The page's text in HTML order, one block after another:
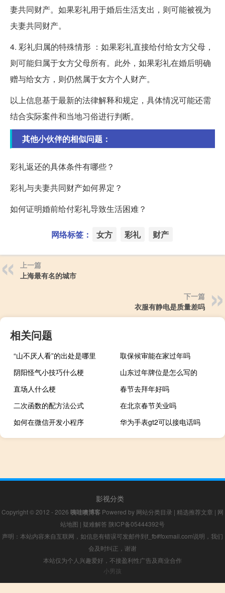
妻共同财产。如果彩礼用于婚后生活支出，则可能被视为
夫妻共同财产。
4. 彩礼归属的特殊情形 ：如果彩礼直接给付给女方父母，
则可能归属于女方父母所有。此外，如果彩礼在婚后明确
赠与给女方，则仍然属于女方个人财产。
以上信息基于最新的法律解释和规定，具体情况可能还需
结合实际案件和当地习俗进行判断。
其他小伙伴的相似问题：
彩礼返还的具体条件有哪些？
彩礼与夫妻共同财产如何界定？
如何证明婚前给付彩礼导致生活困难？
网络标签： 女方 彩礼 财产
上一篇
上海最有名的城市
下一篇
衣服有静电是质量差吗
相关问题
“山不厌人看”的出处是哪里
取保候审能在家过年吗
阴阳怪气小技巧什么梗
山东过年牌位是怎么写的
直场人什么梗
春节去拜年好吗
二次函数的配方法公式
在北京春节关业吗
如何在微信开发小程序
华为手表gt2可以接电话吗
影视分类
Copyright © 2012 - 2026 咦哇噢博客 Powered by 网站分类目录 | 精选推荐文章 | 网
站地图 | 疑难解答 陕ICP备05444392号
声明：本站内容来自互联网，如信息有错误可发邮件到f_fb#foxmail.com说明，我们
会及时纠正，谢谢
本站仅为个人兴趣爱好，不接盈利性广告及商业合作
小男孩